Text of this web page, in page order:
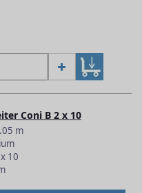
Coni B 2 x 10
m
10